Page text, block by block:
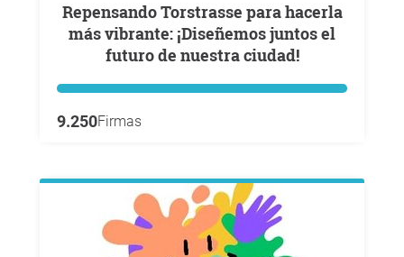
Repensando Torstrasse para hacerla
más vibrante: ¡Diseñemos juntos el
futuro de nuestra ciudad!
9.250Firmas